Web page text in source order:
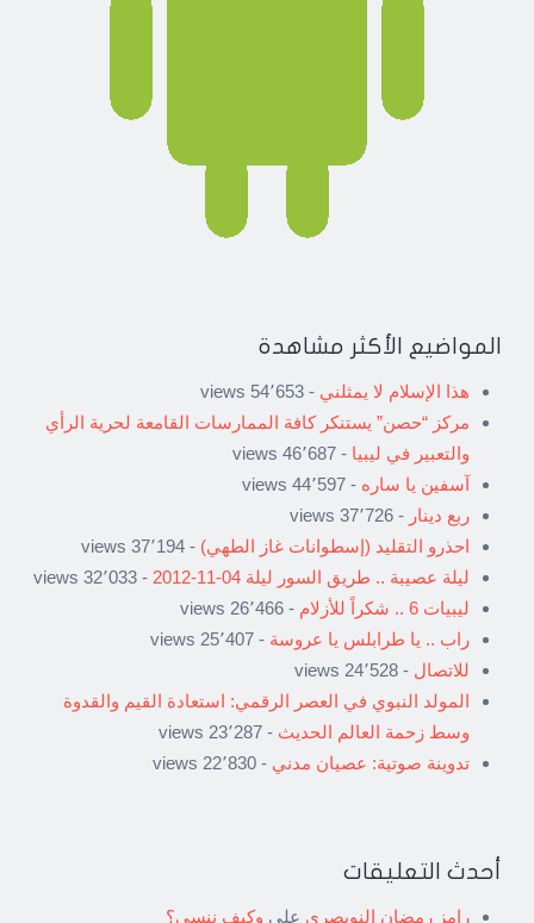
المواضيع الأكثر مشاهدة
هذا الإسلام لا يمثلني - 54٬653 views
مركز “حصن” يستنكر كافة الممارسات القامعة لحرية الرأي
والتعبير في ليبيا - 46٬687 views
آسفين يا ساره - 44٬597 views
ربع دينار - 37٬726 views
احذرو التقليد (إسطوانات غاز الطهي) - 37٬194 views
ليلة عصيبة .. طريق السور ليلة 04-11-2012
- 32٬033 views
ليبيات 6 .. شكراً للأزلام
- 26٬466 views
راب .. يا طرابلس يا عروسة - 25٬407 views
للاتصال - 24٬528 views
المولد النبوي في العصر الرقمي: استعادة القيم والقدوة
وسط زحمة العالم الحديث - 23٬287 views
تدوينة صوتية: عصيان مدني - 22٬830 views
أحدث التعليقات
رامز رمضان النويصري على وكيف ننسى؟